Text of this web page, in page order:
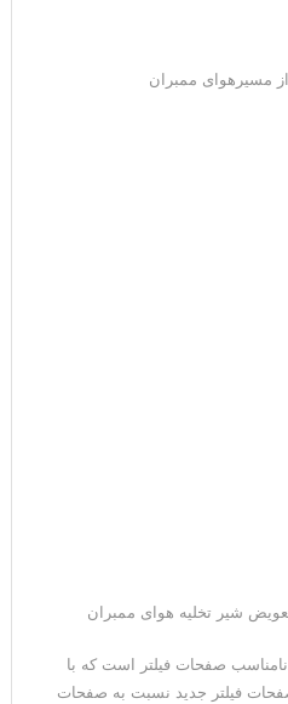
صفحات فیلتر است که با
فیلتر جدید نسبت به صفحات